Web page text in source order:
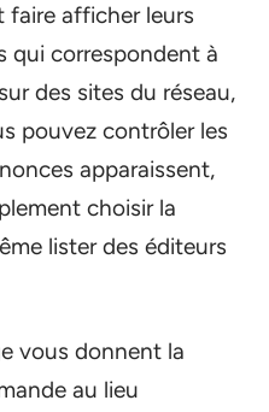
faire afficher leurs
qui correspondent à
des sites du réseau,
pouvez contrôler les
apparaissent,
choisir la
lister des éditeurs
vous donnent la
au lieu